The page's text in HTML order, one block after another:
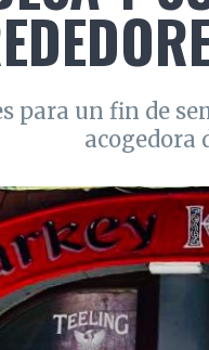
para un fin de
acogedora